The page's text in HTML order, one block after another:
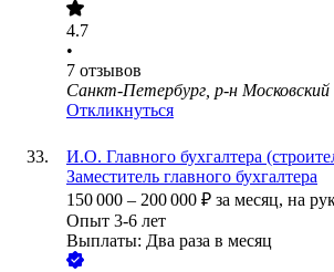
4.7
•
7 отзывов
Санкт-Петербург, р-н Московский
Откликнуться
И.О. Главного бухгалтера
Заместитель главного бухгалтера
150 000 – 200 000 ₽ за месяц, на
Опыт 3-6 лет
Выплаты: Два раза в месяц